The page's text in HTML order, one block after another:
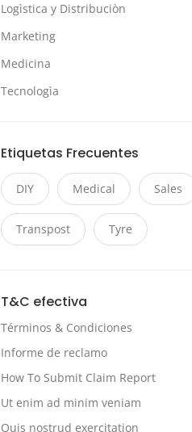
Logìstica y Distribuciòn
Marketing
Medicina
Tecnologìa
Etiquetas Frecuentes
DIY Medical Sales
Transpost Tyre
T&C efectiva
Términos & Condiciones
Informe de reclamo
How To Submit Claim Report
Ut enim ad minim veniam
Quis nostrud exercitation